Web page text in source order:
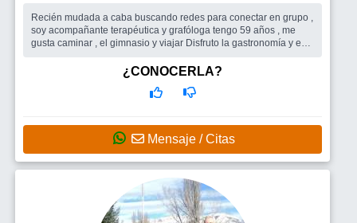
Recién mudada a caba buscando redes para conectar en grupo ,
soy acompañante terapéutica y grafóloga tengo 59 años , me
gusta caminar , el gimnasio y viajar Disfruto la gastronomía y en
En principio un grupo , aunque nunca descarto la idea de
¿CONOCERLA?
Mensaje / Citas